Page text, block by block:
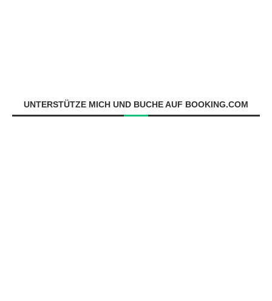
UNTERSTÜTZE MICH UND BUCHE AUF BOOKING.COM